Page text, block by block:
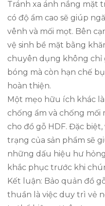
Tránh xa ánh nắng mặt
có độ ẩm cao sẽ giúp
vênh và mối mọt. Bên
vệ sinh bề mặt bằng
chuyên dụng không chỉ
bóng mà còn hạn chế
hoàn thiện.
Một mẹo hữu ích khác
chống ẩm và chống
cho đồ gỗ HDF. Đặc
trạng của sản phẩm sẽ
những dấu hiệu hư
khắc phục trước khi
Kết luận: Bảo quản đồ
thuần là việc duy trì vẻ